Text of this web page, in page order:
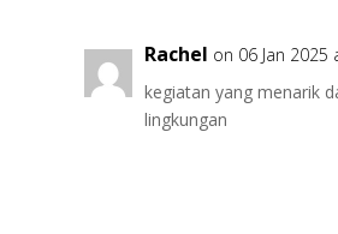
Rachel on 06 Jan 2025
kegiatan yang menarik
lingkungan